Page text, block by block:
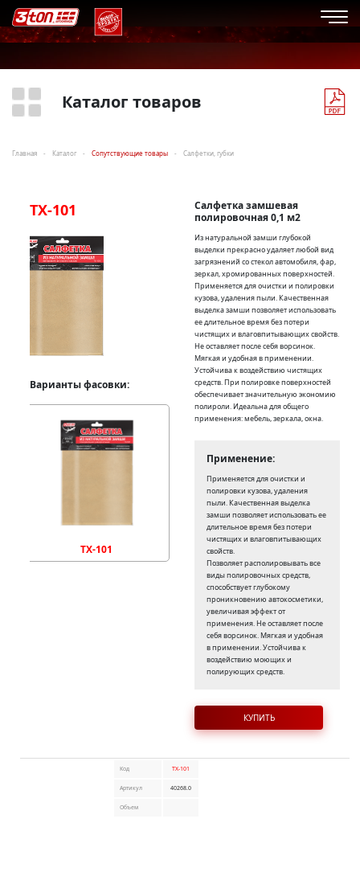
Каталог товаров
Главная Каталог Сопутствующие товары Салфетки, губки
TX-101
Варианты фасовки:
TX-101
Салфетка замшевая
полировочная 0,1 м2
Из натуральной замши глубокой
выделки прекрасно удаляет любой вид
загрязнений со стекол автомобиля, фар,
зеркал, хромированных поверхностей.
Применяется для очистки и полировки
кузова, удаления пыли. Качественная
выделка замши позволяет использовать
ее длительное время без потери
чистящих и влаговпитывающих свойств.
Не оставляет после себя ворсинок.
Мягкая и удобная в применении.
Устойчива к воздействию чистящих
средств. При полировке поверхностей
обеспечивает значительную экономию
полироли. Идеальна для общего
применения: мебель, зеркала, окна.
Применение:
Применяется для очистки и
полировки кузова, удаления
пыли. Качественная выделка
замши позволяет использовать ее
длительное время без потери
чистящих и влаговпитывающих
свойств.
Позволяет располировывать все
виды полировочных средств,
способствует глубокому
проникновению автокосметики,
увеличивая эффект от
применения. Не оставляет после
себя ворсинок. Мягкая и удобная
в применении. Устойчива к
воздействию моющих и
полирующих средств.
КУПИТЬ
Код TX-101
Артикул 40268.0
Объем